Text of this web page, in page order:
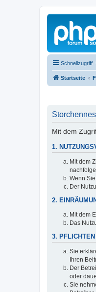
Schnellzugriff
Startseite
Mit dem
1.
Mit dem
Wenn
Der
2.
Mit dem
Das
3.
Sie
Ihren
Der
oder
Sie